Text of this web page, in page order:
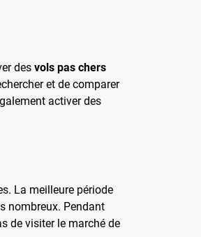
des vols pas chers
et de comparer
activer des
La meilleure période
nombreux. Pendant
de visiter le marché de